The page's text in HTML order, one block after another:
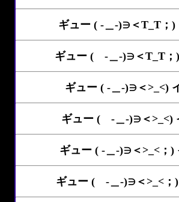
ギュー ( -＿-)∋＜T_T；)
ギュー ( -＿-)∋＜T_T；
ギュー ( -＿-)∋＜>_<)
ギュー ( -＿-)∋＜>_<)
ギュー ( -＿-)∋＜>_<；)
ギュー ( -＿-)∋＜>_<；)